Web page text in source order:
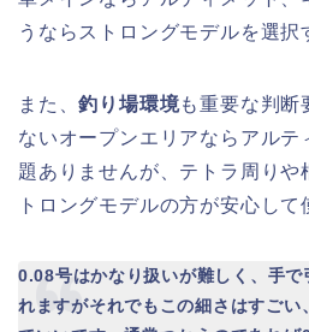
うならストロングモデルを選択
また、釣り場環境も重要な判断
ないオープンエリアならアルテ
題ありませんが、テトラ周りや
トロングモデルの方が安心して
0.08号はかなり扱いが難しく、手で
れますがそれでもこの細さはすごい